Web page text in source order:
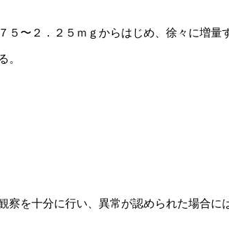
〜２．２５ｍｇからはじめ、徐々に増量
。
察を十分に行い、異常が認められた場合に